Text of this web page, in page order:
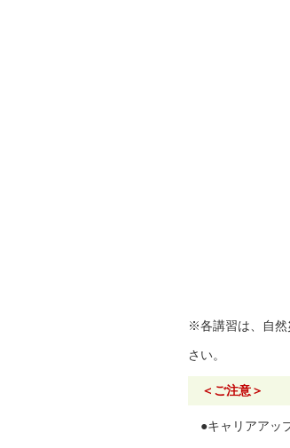
※各講習は、自然
さい。
＜ご注意＞
●キャリアアッ